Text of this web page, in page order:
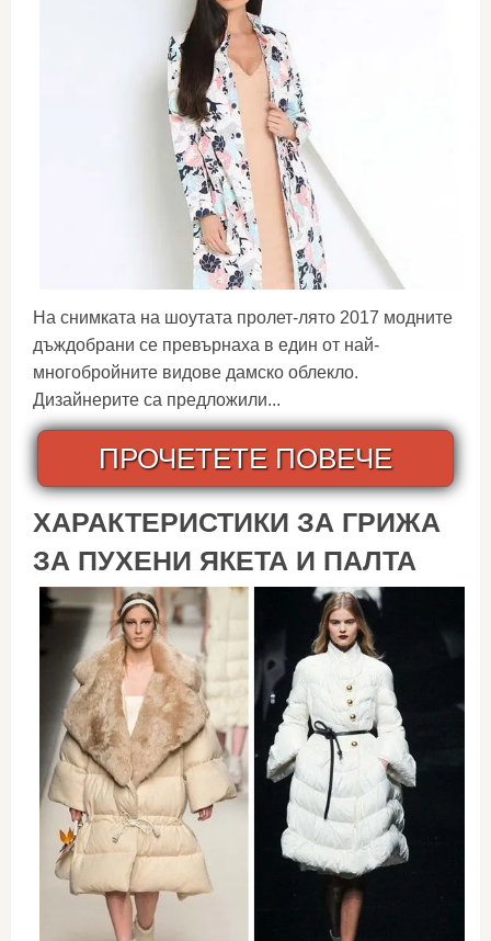
На снимката на шоутата пролет-лято 2017 модните
дъждобрани се превърнаха в един от най-
многобройните видове дамско облекло.
Дизайнерите са предложили...
ПРОЧЕТЕТЕ ПОВЕЧЕ
ХАРАКТЕРИСТИКИ ЗА ГРИЖА
ЗА ПУХЕНИ ЯКЕТА И ПАЛТА